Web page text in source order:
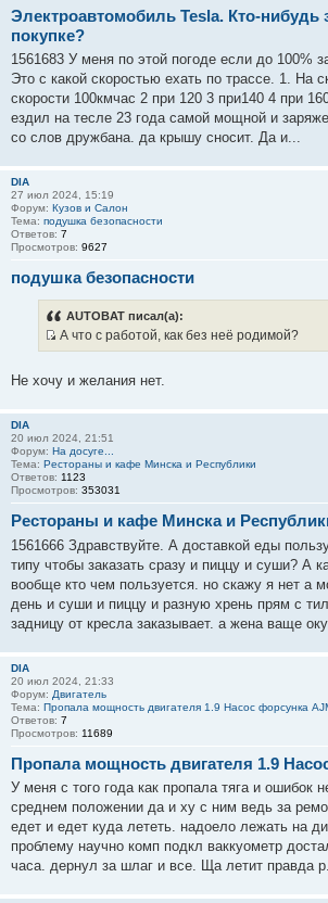
и
т
т
ы
Электроавтомобиль Tesla. Кто-
покупке?
1561683 У меня по этой погоде если до 100%
Это с какой скоростью ехать по трассе. 1. На
скорости 100кмчас 2 при 120 3 при140 4 при
ездил на тесле 23 года самой мощной и
со слов дружбана. да крышу сносит. Да и...
DIA
27 июл 2024, 15:19
Форум: Кузов и Салон
Тема: подушка безопасности
Ответов: 7
Просмотров: 9627
подушка безопасности
AUTOBAT писал(а):
И
т
н
и
к
ц
и
т
а
т
ы
А что с работой, как без неё родимой?
Не хочу и желания нет.
DIA
20 июл 2024, 21:51
Форум: На досуге...
Тема: Рестораны и кафе Минска и Республики
Ответов: 1123
Просмотров: 353031
Рестораны и кафе Минска и
1561666 Здравствуйте. А доставкой еды
типу чтобы заказать сразу и пиццу и суши? А
вообще кто чем пользуется. но скажу я нет а
день и суши и пиццу и разную хрень прям с
задницу от кресла заказывает. а жена ваще
DIA
20 июл 2024, 21:33
Форум: Двигатель
Тема: Пропала мощность двигателя 1.9 Насос форсунка
Ответов: 7
Просмотров: 11689
Пропала мощность двигателя 1.9
У меня с того года как пропала тяга и ошибок
среднем положении да и ху с ним ведь за
едет и едет куда лететь. надоело лежать на
проблему научно комп подкл ваккуометр
часа. дернул за шлаг и все. Ща летит правда